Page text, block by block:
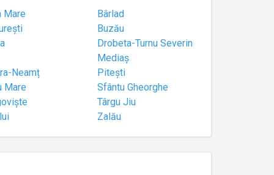
Mare
Bârlad
Buzău
Drobeta-Turnu Severin
Mediaș
Neamț
Pitești
Mare
Sfântu Gheorghe
Târgu Jiu
Zalău